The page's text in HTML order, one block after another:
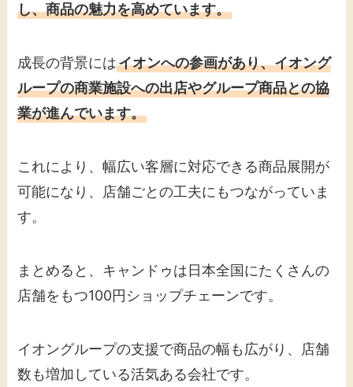
し、商品の魅力を高めています。
成長の背景にはイオンへの参画があり、イオング
ループの商業施設への出店やグループ商品との協
業が進んでいます。
これにより、幅広い客層に対応できる商品展開が
可能になり、店舗ごとの工夫にもつながっていま
す。
まとめると、キャンドゥは日本全国にたくさんの
店舗をもつ100円ショップチェーンです。
イオングループの支援で商品の幅も広がり、店舗
数も増加している活気ある会社です。